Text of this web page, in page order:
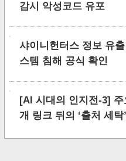
감시 악성코드 유포
샤이니헌터스 정보 유
스템 침해 공식 확인
[AI 시대의 인지전-3]
개 링크 뒤의 ‘출처 세탁’